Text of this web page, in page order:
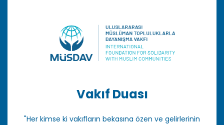
Vakıf Duası
"Her kimse ki vakıfların bekasına özen ve gelirlerinin